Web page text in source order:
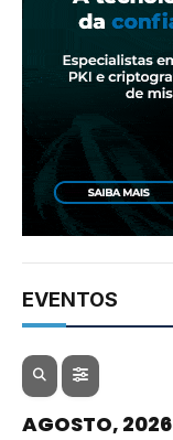
EVENTOS
AGOSTO, 2026